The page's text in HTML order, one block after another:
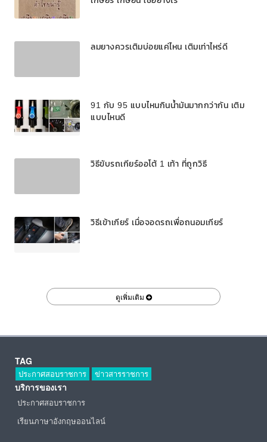
ลมยางควรเติมบ่อยแค่ไหน เติมเท่าไหร่ดี
91 กับ 95 แบบไหนกินน้ำมันมากกว่ากัน เติม
แบบไหนดี
วิธีขับรถเกียร์ออโต้ 1 เท้า ที่ถูกวิธี
วิธีเข้าเกียร์ เมื่อจอดรถเพื่อถนอมเกียร์
ดูเพิ่มเติม
TAG
ประกาศสอบราชการ ข่าวสารราชการ
บริการของเรา
ประกาศสอบราชการ
เรียนภาษาอังกฤษออนไลน์